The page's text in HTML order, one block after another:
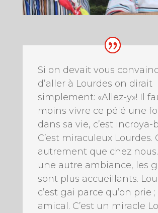
Si on devait vous
d’aller à Lourdes on dirait
simplement: «Allez-y»! Il
moins vivre ce pélé une
dans sa vie, c’est incroya-
C’est miraculeux Lourdes.
autrement que chez nous.
une autre ambiance, les
sont plus accueillants.
c’est gai parce qu’on prie ;
amical. C’est un miracle